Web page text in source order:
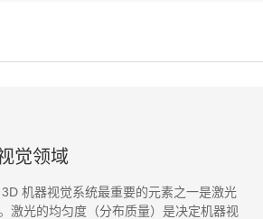
觉领域
机器视觉系统最重要的元素之一是激光
激光的均匀度（分布质量）是决定机器视